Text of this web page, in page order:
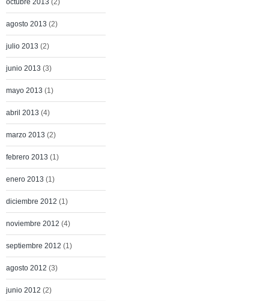
agosto 2013 (2)
julio 2013 (2)
junio 2013 (3)
mayo 2013 (1)
abril 2013 (4)
marzo 2013 (2)
febrero 2013 (1)
enero 2013 (1)
diciembre 2012 (1)
noviembre 2012 (4)
septiembre 2012 (1)
agosto 2012 (3)
junio 2012 (2)